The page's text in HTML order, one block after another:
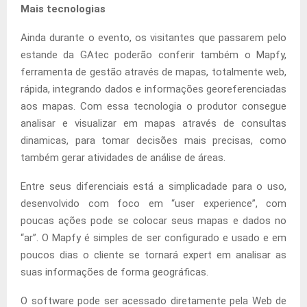
Mais tecnologias
Ainda durante o evento, os visitantes que passarem pelo
estande da GAtec poderão conferir também o Mapfy,
ferramenta de gestão através de mapas, totalmente web,
rápida, integrando dados e informações georeferenciadas
aos mapas. Com essa tecnologia o produtor consegue
analisar e visualizar em mapas através de consultas
dinamicas, para tomar decisões mais precisas, como
também gerar atividades de análise de áreas.
Entre seus diferenciais está a simplicadade para o uso,
desenvolvido com foco em “user experience”, com
poucas ações pode se colocar seus mapas e dados no
“ar”. O Mapfy é simples de ser configurado e usado e em
poucos dias o cliente se tornará expert em analisar as
suas informações de forma geográficas.
O software pode ser acessado diretamente pela Web de